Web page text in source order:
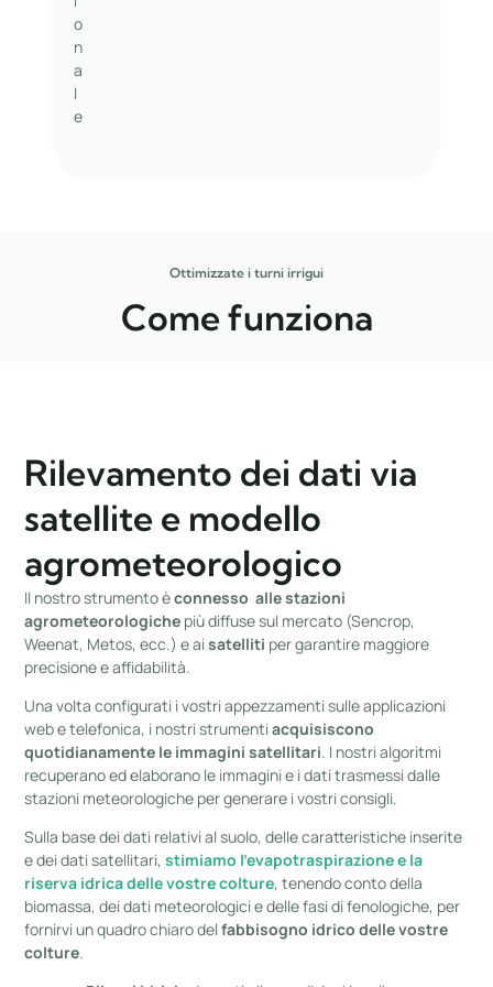
o
n
a
l
e
Ottimizzate i turni irrigui
Come funziona
Rilevamento dei dati via
satellite e modello
agrometeorologico
Il nostro strumento èconnesso alle stazioni
agrometeorologiche più diffuse sul mercato (Sencrop,
Weenat, Metos, ecc.) e aisatelliti per garantire maggiore
precisione e affidabilità.
Una volta configurati i vostri appezzamenti sulle applicazioni
web e telefonica, i nostri strumentiacquisiscono
quotidianamente le immagini satellitari. I nostri algoritmi
recuperano ed elaborano le immagini e i dati trasmessi dalle
stazioni meteorologiche per generare i vostri consigli.
Sulla base dei dati relativi al suolo, delle caratteristiche inserite
e dei dati satellitari,stimiamo l’evapotraspirazione e la
riserva idrica delle vostre colture, tenendo conto della
biomassa, dei dati meteorologici e delle fasi di fenologiche, per
fornirvi un quadro chiaro delfabbisogno idrico delle vostre
colture.